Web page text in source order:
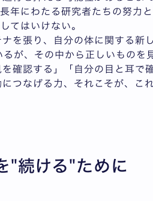
年にわたる研究者たちの努力
てはいけない。
を張り、自分の体に関する新
が、その中から正しいものを
確認する」「自分の目と耳で
つなげる力、それこそが、こ
続ける"ために